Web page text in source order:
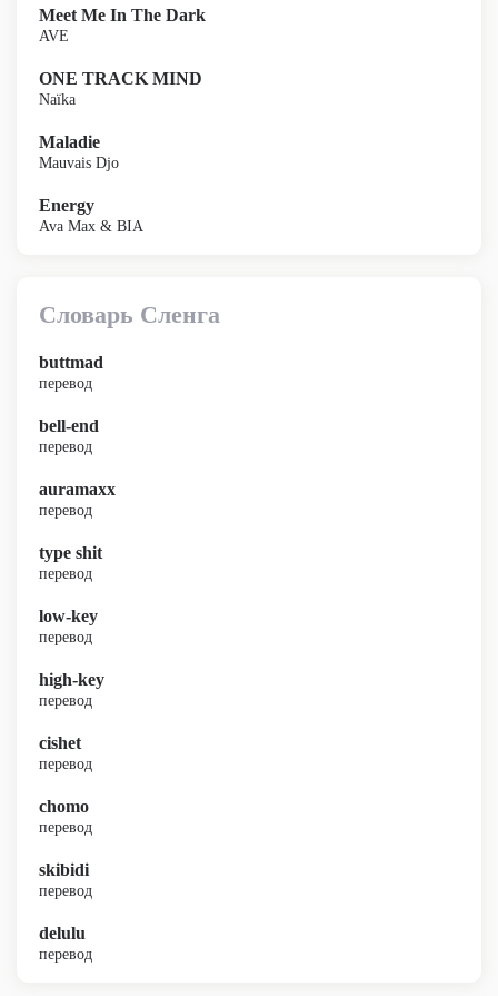
Meet Me In The Dark
AVE
ONE TRACK MIND
Naïka
Maladie
Mauvais Djo
Energy
Ava Max & BIA
Словарь Сленга
buttmad
перевод
bell-end
перевод
auramaxx
перевод
type shit
перевод
low-key
перевод
high-key
перевод
cishet
перевод
chomo
перевод
skibidi
перевод
delulu
перевод